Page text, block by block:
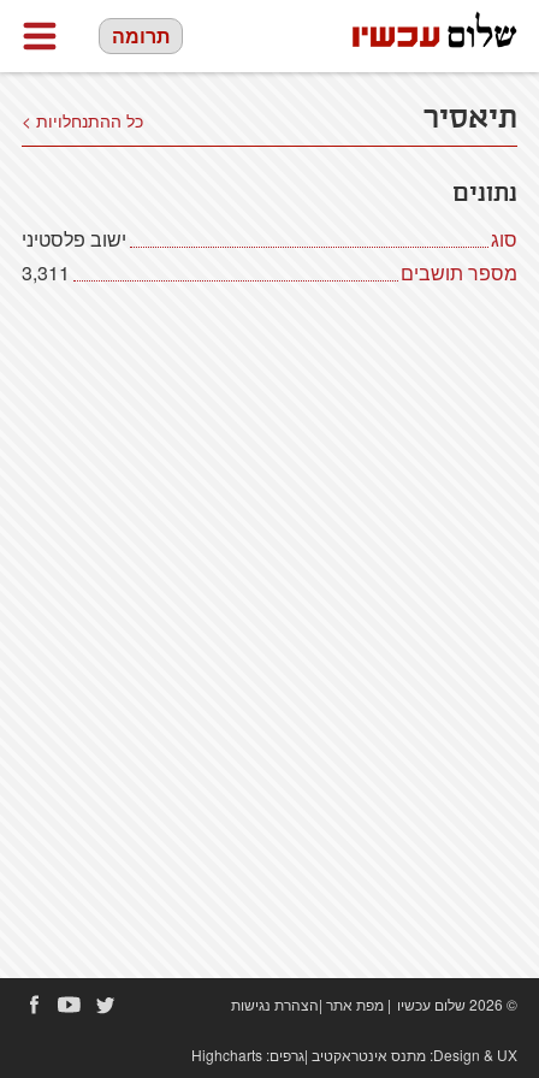
תרומה
תיאסיר כל ההתנחלויות >
נתונים
סוג
ישוב פלסטיני
מספר תושבים
3,311
© 2026 שלום עכשיו | מפת אתר|הצהרת נגישות
Design & UX: מתנס אינטראקטיב|גרפים: Highcharts